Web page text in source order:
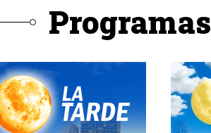
Programas